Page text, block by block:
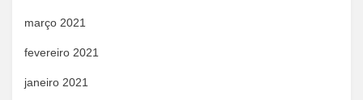
março 2021
fevereiro 2021
janeiro 2021